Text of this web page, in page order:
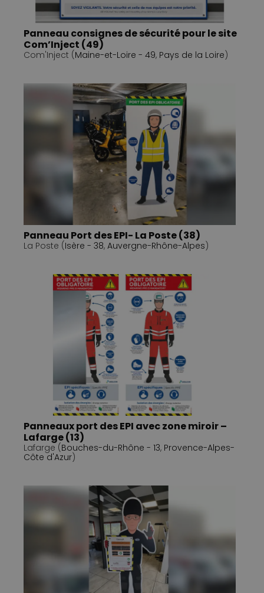
Panneau consignes de sécurité pour le site
Com’Inject (49)
Com'Inject (Maine-et-Loire - 49, Pays de la Loire)
Panneau Port des EPI- La Poste (38)
La Poste (Isère - 38, Auvergne-Rhône-Alpes)
Panneaux port des EPI avec zone miroir –
Lafarge (13)
Lafarge (Bouches-du-Rhône - 13, Provence-Alpes-
Côte d'Azur)